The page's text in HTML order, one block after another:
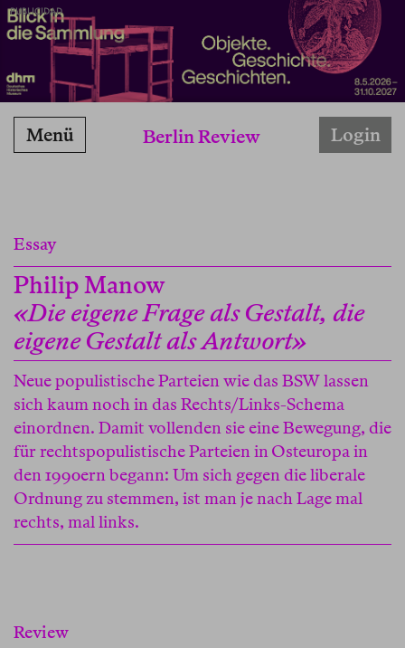
PUBLICIDAD
Berlin Review
Menü Login
Essay
Philip Manow
«Die eigene Frage als Gestalt, die
eigene Gestalt als Antwort»
Neue populistische Parteien wie das BSW lassen
sich kaum noch in das Rechts/Links-Schema
einordnen. Damit vollenden sie eine Bewegung, die
für rechtspopulistische Parteien in Osteuropa in
den 1990ern begann: Um sich gegen die liberale
Ordnung zu stemmen, ist man je nach Lage mal
rechts, mal links.
Review